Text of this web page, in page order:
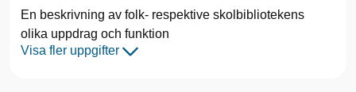
En beskrivning av folk- respektive skolbibliotekens
olika uppdrag och funktion
Visa fler uppgifter